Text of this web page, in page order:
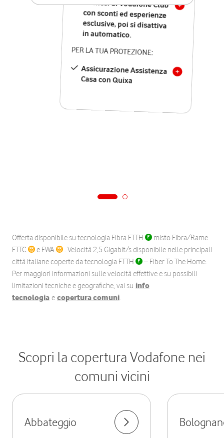
12 mesi di Vodafone Club
con sconti ed esperienze
esclusive, poi si disattiva
in automatico.
PER LA TUA PROTEZIONE:
Assicurazione Assistenza
Casa con Quixa
Offerta disponibile su tecnologia Fibra FTTH
misto Fibra/Rame
FTTC
e FWA
. Velocità 2,5 Gigabit/s disponibile nelle principali
città italiane coperte da tecnologia FTTH
– Fiber To The Home.
Per maggiori informazioni sulle velocità effettive e su possibili
limitazioni tecniche e geografiche, vai su info
tecnologia e copertura comuni.
Scopri la copertura Vodafone nei
comuni vicini
Abbateggio